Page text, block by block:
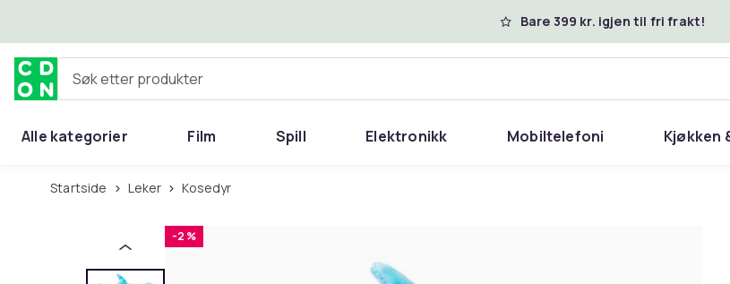
Bare 399 kr. igjen til fri frakt!
Søk etter produkter
Alle kategorier Film Spill Elektronikk Mobiltelefoni Kjøkken
Startside Leker Kosedyr
-2 %